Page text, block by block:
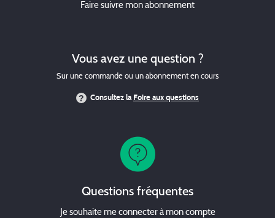
Faire suivre mon abonnement
Vous avez une question ?
Sur une commande ou un abonnement en cours
Consultez laFoire aux questions
Questions fréquentes
Je souhaite me connecter à mon compte